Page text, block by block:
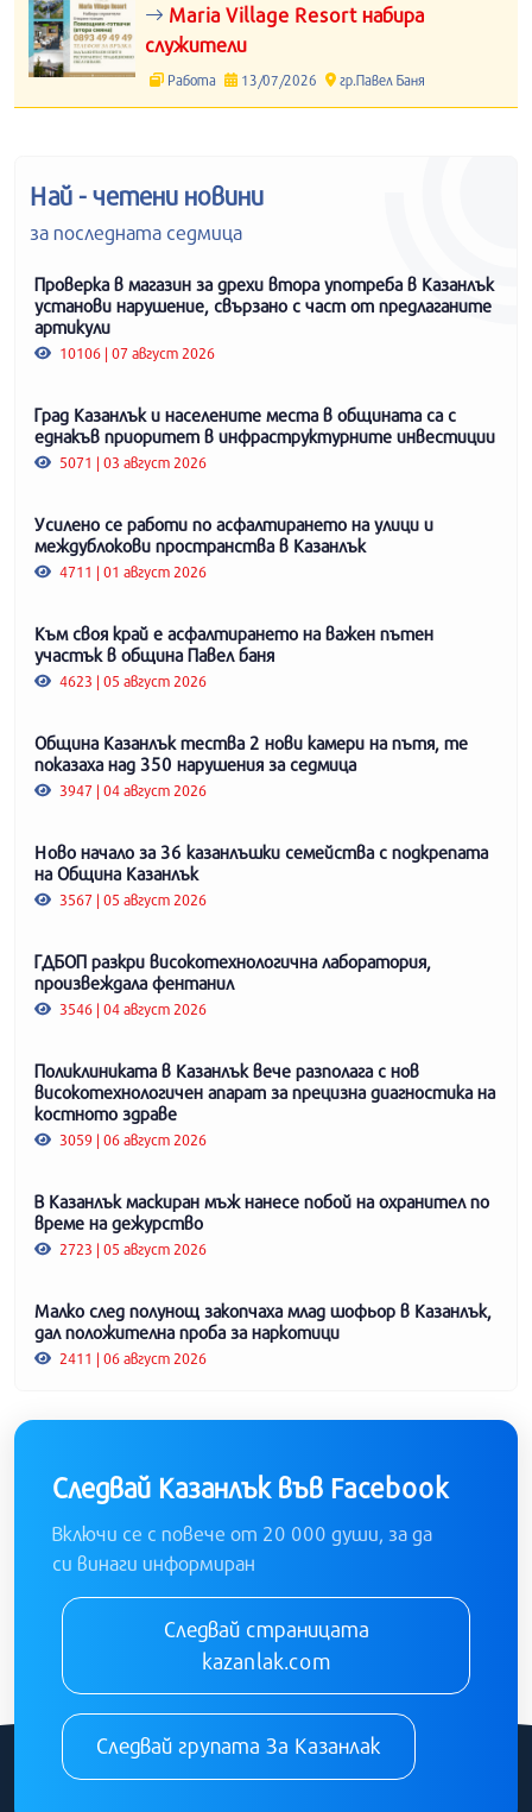
Maria Village Resort набира
служители
Работа 13/07/2026 гр.Павел Баня
Най - четени новини
за последната седмица
Проверка в магазин за дрехи втора употреба в Казанлък
установи нарушение, свързано с част от предлаганите
артикули
10106 | 07 август 2026
Град Казанлък и населените места в общината са с
еднакъв приоритет в инфраструктурните инвестиции
5071 | 03 август 2026
Усилено се работи по асфалтирането на улици и
междублокови пространства в Казанлък
4711 | 01 август 2026
Към своя край е асфалтирането на важен пътен
участък в община Павел баня
4623 | 05 август 2026
Община Казанлък тества 2 нови камери на пътя, те
показаха над 350 нарушения за седмица
3947 | 04 август 2026
Ново начало за 36 казанлъшки семейства с подкрепата
на Община Казанлък
3567 | 05 август 2026
ГДБОП разкри високотехнологична лаборатория,
произвеждала фентанил
3546 | 04 август 2026
Поликлиниката в Казанлък вече разполага с нов
високотехнологичен апарат за прецизна диагностика на
костното здраве
3059 | 06 август 2026
В Казанлък маскиран мъж нанесе побой на охранител по
време на дежурство
2723 | 05 август 2026
Малко след полунощ закопчаха млад шофьор в Казанлък,
дал положителна проба за наркотици
2411 | 06 август 2026
Следвай Казанлък във Facebook
Включи се с повече от 20 000 души, за да
си винаги информиран
Следвай страницата
kazanlak.com
Следвай групата За Казанлак